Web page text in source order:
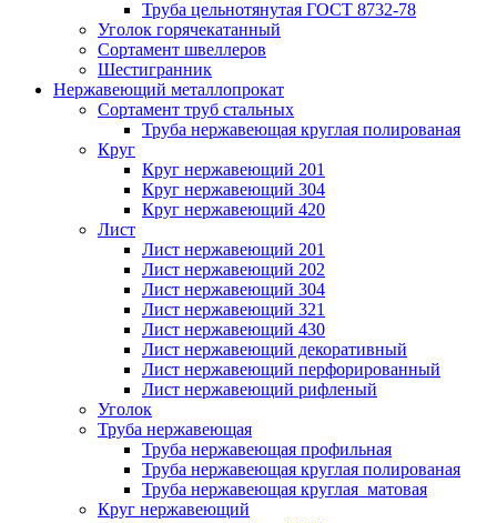
Труба цельнотянутая ГОСТ 8732-78
Уголок горячекатанный
Сортамент швеллеров
Шестигранник
Нержавеющий металлопрокат
Сортамент труб стальных
Труба нержавеющая круглая полированая
Круг
Круг нержавеющий 201
Круг нержавеющий 304
Круг нержавеющий 420
Лист
Лист нержавеющий 201
Лист нержавеющий 202
Лист нержавеющий 304
Лист нержавеющий 321
Лист нержавеющий 430
Лист нержавеющий декоративный
Лист нержавеющий перфорированный
Лист нержавеющий рифленый
Уголок
Труба нержавеющая
Труба нержавеющая профильная
Труба нержавеющая круглая полированая
Труба нержавеющая круглая матовая
Круг нержавеющий